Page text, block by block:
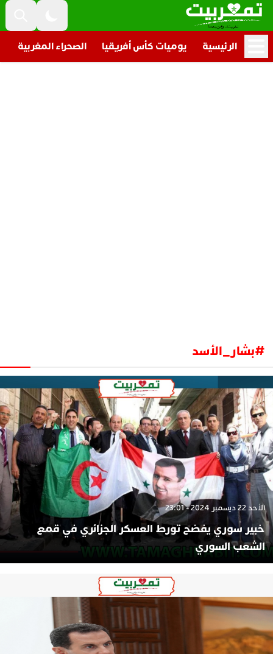
الرئيسية يوميات كأس أفريقيا الصحراء المغربية
#بشار_الأسد
الأحد 22 ديسمبر 2024 - 23:01
خبير سوري يفضح تورط العسكر الجزائري في قمع
الشعب السوري